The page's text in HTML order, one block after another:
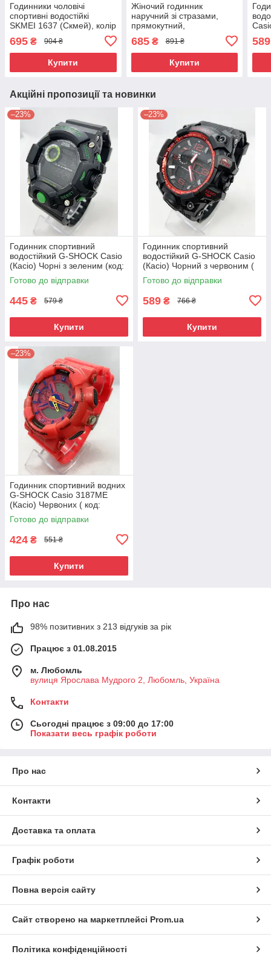
Годинники чоловічі
спортивні водостійкі
SKMEI 1637 (Скмей), колір
ремінцем ( код: IBW516BQ
695 ₴ 904 ₴
Купити
Жіночий годинник
наручний зі стразами,
прямокутний,
циферблатом ( код:
IBW922SYB )
685₴ 891 ₴
Купити
)
589
Акційні пропозиції та новинки
–23%
Годинник спортивний
водостійкий G-SHOCK Casio
(Касіо) Чорні з зеленим (код:
IBW856BG)
Готово до відправки
445 ₴ 579 ₴
Купити
–23%
Годинник спортивний
водостійкий G-SHOCK Casio
(Касіо) Чорний з червоним (
код: IBW845BR )
Готово до відправки
589 ₴ 766 ₴
Купити
–23%
Годинник спортивний водних
G-SHOCK Casio 3187ME
(Касіо) Червоних ( код:
IBW858R)
Готово до відправки
424 ₴ 551 ₴
Купити
Про нас
98% позитивних з 213 відгуків за рік
Працює з 01.08.2015
м. Любомль
вулиця Ярослава Мудрого 2, Любомль, Україна
Контакти
Сьогодні працює з 09:00 до 17:00
Показати весь графік роботи
Про нас
Контакти
Доставка та оплата
Графік роботи
Повна версія сайту
Сайт створено на маркетплейсі Prom.ua
Політика конфіденційності